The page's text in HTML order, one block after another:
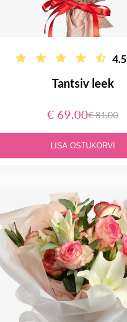
4.5
Tantsiv leek
€ 69.00€ 81.00
LISA OSTUKORVI